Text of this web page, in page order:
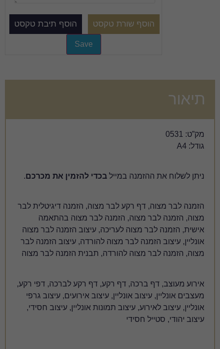
במיילבכדי להזמין את מכרכם.
לבר מצוה, הזמנה דיגיטלית לבר
הזמנה לבר מצוה בהתאמה
לעריכה, עיצוב הזמנה לבר מצוה
מצוה להורדה, עיצוב הזמנה לבר
להורדה, תבנית הזמנה לבר מצוה
דף רקע, דף רקע לברכה, דפי רקע,
עיצוב אירועים, עיצוב גרפי
תמונות אונליין, עיצוב חסידי,